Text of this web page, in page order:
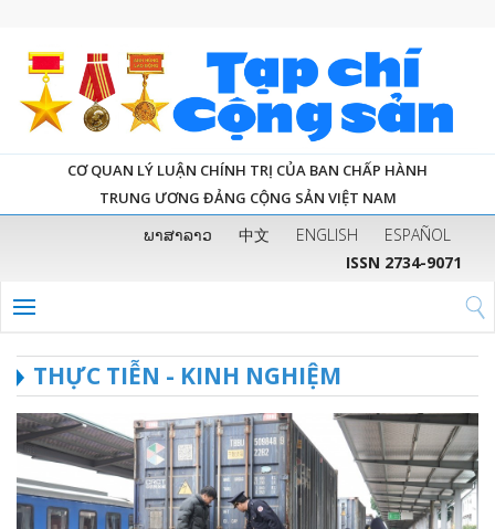
CƠ QUAN LÝ LUẬN CHÍNH TRỊ CỦA BAN CHẤP HÀNH
TRUNG ƯƠNG ĐẢNG CỘNG SẢN VIỆT NAM
ພາສາລາວ 中文 ENGLISH
ESPAÑOL
ISSN 2734-9071
THỰC TIỄN - KINH NGHIỆM